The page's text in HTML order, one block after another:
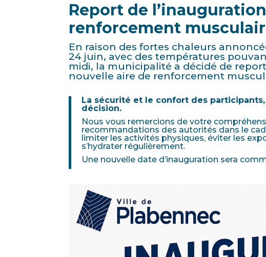
Report de
renforcement
En raison des fortes chaleurs
24 juin, avec des températures
midi, la municipalité a décidé de
nouvelle aire de renforcement
La sécurité et le confort des
décision.
Nous vous remercions de votre
recommandations des autorités dans le
limiter les activités physiques, éviter les
s’hydrater régulièrement.
Une nouvelle date d’inauguration sera